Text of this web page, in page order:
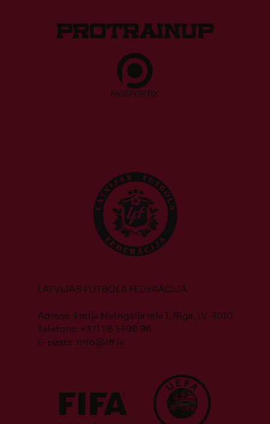
LATVIJAS FUTBOLA FEDERĀCIJA
Adrese: Emiļa Melngaiļa iela 1, Rīga, LV-1010
Telefons: +371 28 5598 98
E-pasts: info@lff.lv